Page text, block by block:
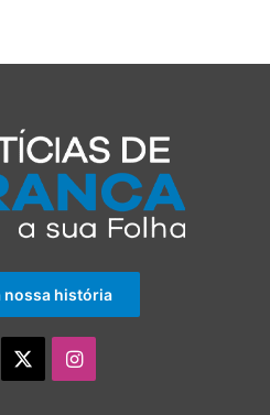
nossa história
Instagram